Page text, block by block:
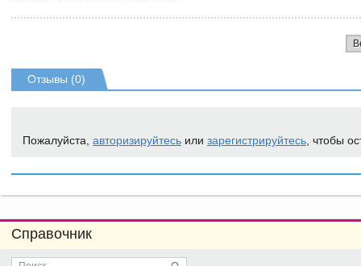
Отзывы (0)
Пожалуйста, авторизируйтесь или зарегистрируйтесь , чтобы
Справочник